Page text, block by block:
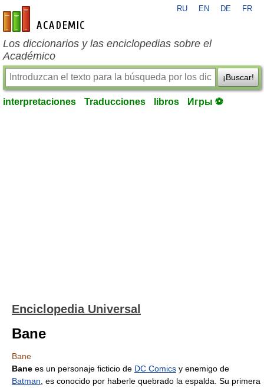
es-academic.com
RU EN DE FR
Los diccionarios y las enciclopedias sobre el
Académico
¡Buscar!
interpretaciones Traducciones libros Игры ⚽
Enciclopedia Universal
Bane
Bane
Bane es un personaje ficticio de DC Comics y enemigo de
Batman , es conocido por haberle quebrado la espalda. Su primera